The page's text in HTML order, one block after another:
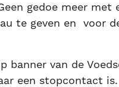
gedoe meer met
te geven en voor
van de
een stopcontact